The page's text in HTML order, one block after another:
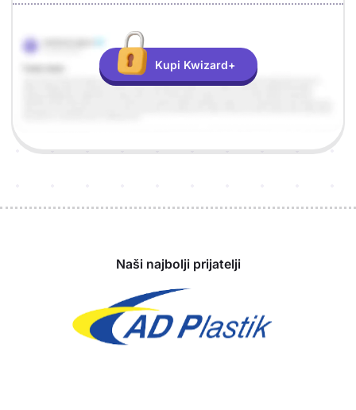
Odgovor
Objašnjenje
Kupi Kwizard+
Naši najbolji prijatelji